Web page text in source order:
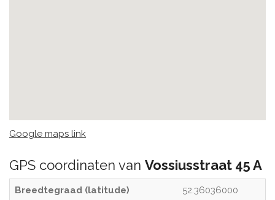
Google maps link
GPS coordinaten van Vossiusstraat 45 A
Breedtegraad (latitude) 52.36036000